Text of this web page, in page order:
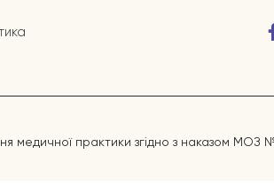
медичної практики згідно з наказом МОЗ